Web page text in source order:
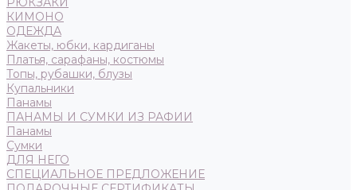
КИМОНО
ОДЕЖДА
Жакеты, юбки, кардиганы
Платья, сарафаны, костюмы
Топы, рубашки, блузы
Купальники
Панамы
ПАНАМЫ И СУМКИ ИЗ РАФИИ
Панамы
Сумки
ДЛЯ НЕГО
СПЕЦИАЛЬНОЕ ПРЕДЛОЖЕНИЕ